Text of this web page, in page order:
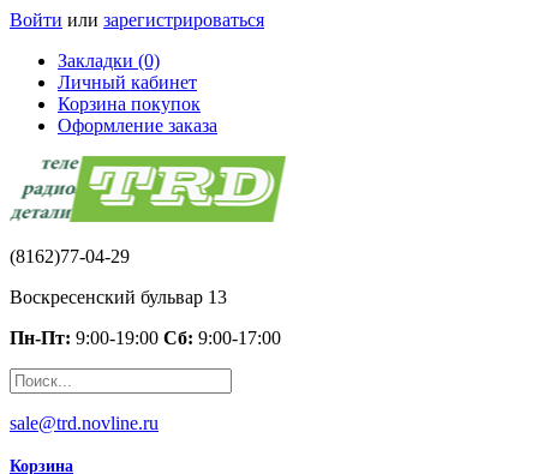
Войти или зарегистрироваться
Закладки (0)
Личный кабинет
Корзина покупок
Оформление заказа
(8162)77-04-29
Воскресенский бульвар 13
Пн-Пт: 9:00-19:00 Сб: 9:00-17:00
sale@trd.novline.ru
Корзина